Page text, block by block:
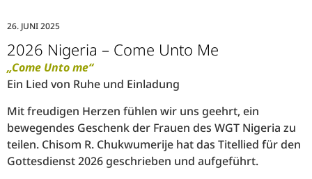
26. JUNI 2025
2026 Nigeria – Come Unto Me
„Come Unto me“
Ein Lied von Ruhe und Einladung
Mit freudigen Herzen fühlen wir uns geehrt, ein
bewegendes Geschenk der Frauen des WGT Nigeria zu
teilen. Chisom R. Chukwumerije hat das Titellied für den
Gottesdienst 2026 geschrieben und aufgeführt.